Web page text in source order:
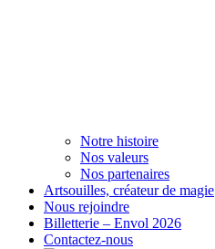
Notre histoire
Nos valeurs
Nos partenaires
Artsouilles, créateur de magie
Nous rejoindre
Billetterie – Envol 2026
Contactez-nous